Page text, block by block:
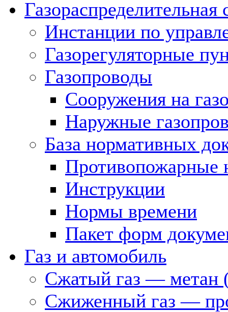
Газораспределительная
Инстанции по
Газорегуляторные
Газопроводы
Сооружения на
Наружные
База нормативных
Противопожарные
Инструкции
Нормы времени
Пакет форм
Газ и автомобиль
Сжатый газ — метан
Сжиженный газ —